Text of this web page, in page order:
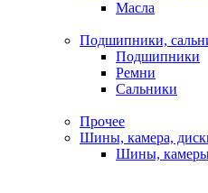
Масла
Подшипники,
Подшипники
Ремни
Сальники
Прочее
Шины, камера,
Шины, камеры,